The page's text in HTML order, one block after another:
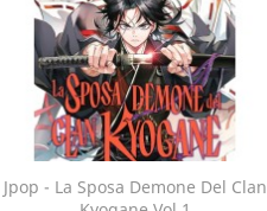
Jpop - La Sposa Demone Del Clan